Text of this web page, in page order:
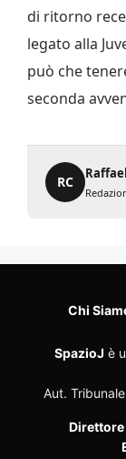
di ritorno
legato alla
può che
seconda
RC
Chi
SpazioJ è
Aut.